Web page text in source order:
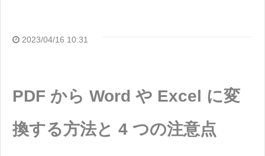
2023/04/16 10:31
PDF から Word や Excel に変
換する方法と 4 つの注意点